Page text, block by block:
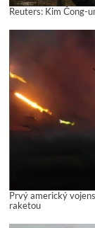
Reuters: Kim Čong-
Prvý americký
raketou